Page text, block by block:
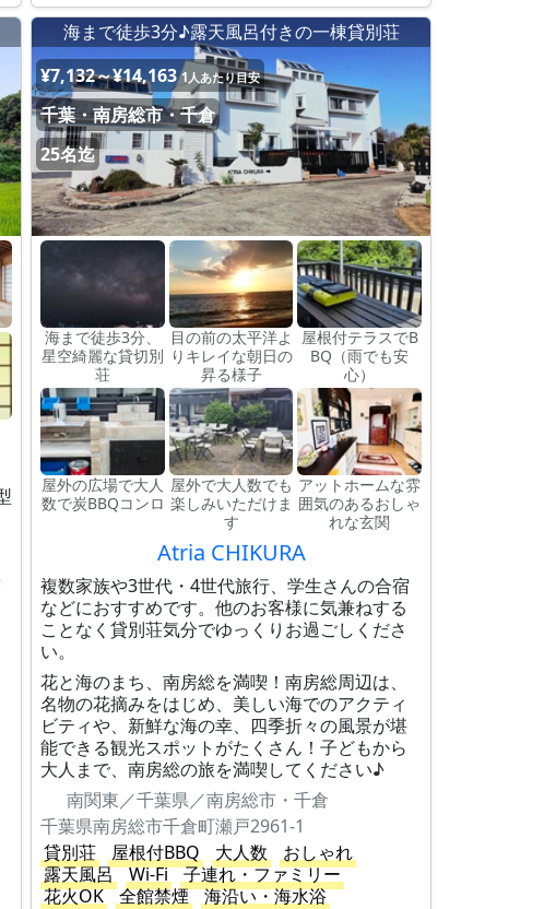
海まで徒歩3分♪露天風呂付きの一棟貸別荘
¥7,132～¥14,163 1人あたり目安
千葉・南房総市・千倉
25名迄
海まで徒歩3分、
星空綺麗な貸切別
荘
目の前の太平洋よ
りキレイな朝日の
昇る様子
屋根付テラスでB
BQ（雨でも安
心）
屋外の広場で大人
数で炭BBQコンロ
屋外で大人数でも
楽しみいただけま
す
アットホームな雰
囲気のあるおしゃ
れな玄関
Atria CHIKURA
複数家族や3世代・4世代旅行、学生さんの合宿
などにおすすめです。他のお客様に気兼ねする
ことなく貸別荘気分でゆっくりお過ごしくださ
い。
花と海のまち、南房総を満喫！南房総周辺は、
名物の花摘みをはじめ、美しい海でのアクティ
ビティや、新鮮な海の幸、四季折々の風景が堪
能できる観光スポットがたくさん！子どもから
大人まで、南房総の旅を満喫してください♪
南関東／千葉県／南房総市・千倉
千葉県南房総市千倉町瀬戸2961-1
貸別荘
屋根付BBQ 大人数
おしゃれ
露天風呂
Wi-Fi
子連れ・ファミリー
花火OK
全館禁煙 海沿い・海水浴